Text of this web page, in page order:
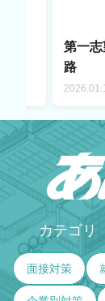
第一
路
✅ カテゴリ
面接対策